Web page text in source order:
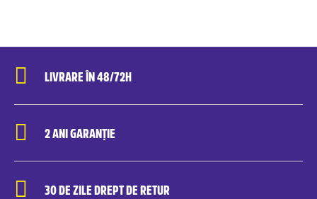
LIVRARE ÎN 48/72H
2 ANI GARANȚIE
30 DE ZILE DREPT DE RETUR